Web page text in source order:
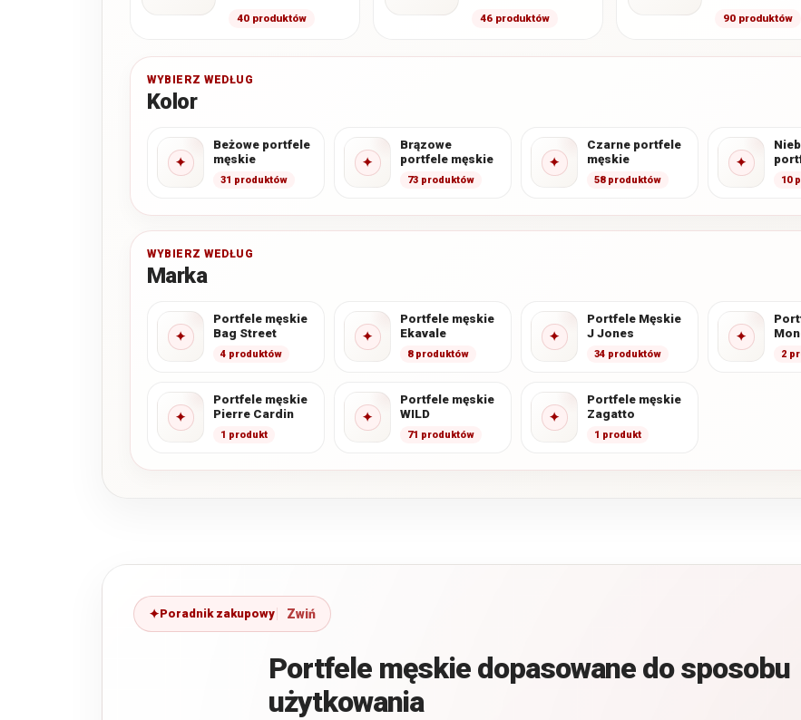
najczęściej zamykane
Taka konstrukcja…
40 produktów
formatem oraz
kart i przegródek. W
46 produktów
format oraz
kart i
90 produktów
WYBIERZ WEDŁUG
Kolor
✦
Beżowe portfele
męskie
31 produktów
✦
Brązowe
portfele męskie
73 produktów
✦
Czarne portfele
męskie
58 produktów
✦
10
WYBIERZ WEDŁUG
Marka
✦
Portfele męskie
Bag Street
4 produktów
✦
Portfele męskie
Ekavale
8 produktów
✦
Portfele Męskie
J Jones
34 produktów
✦
2
✦
Portfele męskie
Pierre Cardin
1 produkt
✦
Portfele męskie
WILD
71 produktów
✦
Portfele męskie
Zagatto
1 produkt
Poradnik zakupowy
Portfele męskie dopasowane do sposobu
użytkowania